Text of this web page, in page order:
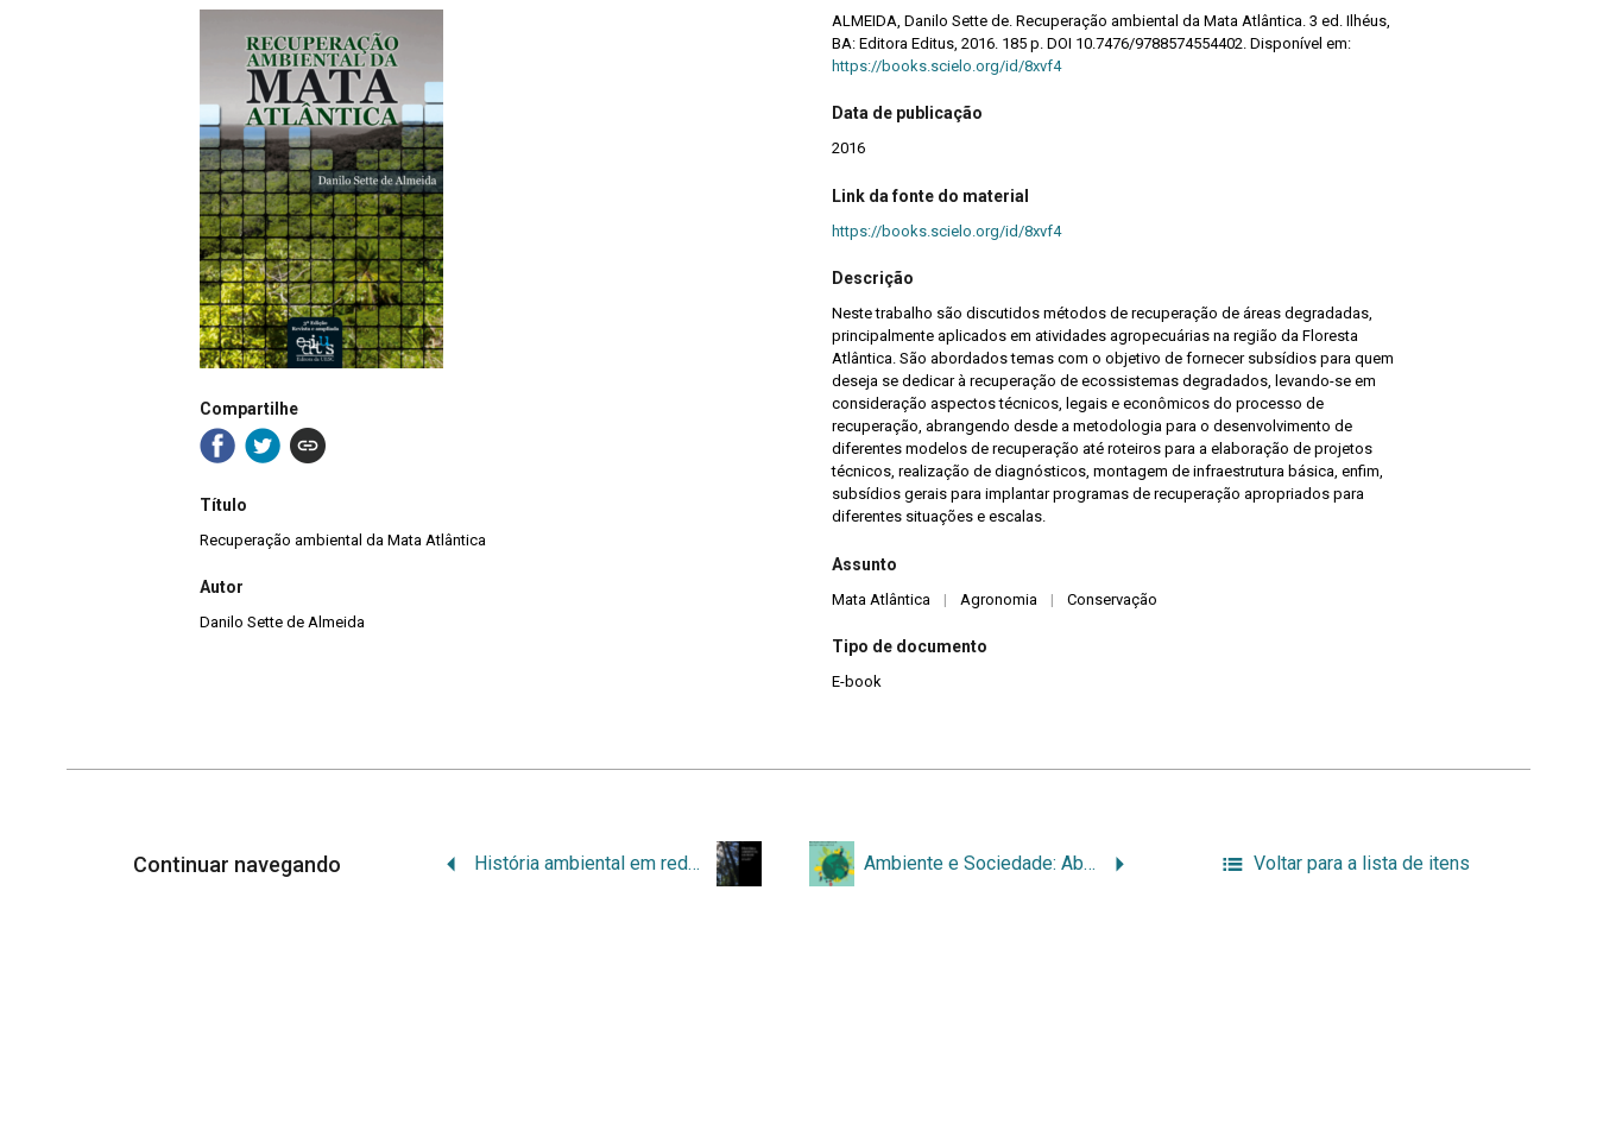
Compartilhe
Título
Recuperação ambiental da Mata Atlântica
Autor
Danilo Sette de Almeida
ALMEIDA, Danilo Sette de. Recuperação ambiental da Mata Atlântica. 3 ed. Ilhéus,
BA: Editora Editus, 2016. 185 p. DOI 10.7476/9788574554402. Disponível em:
https://books.scielo.org/id/8xvf4
Data de publicação
2016
Link da fonte do material
https://books.scielo.org/id/8xvf4
Descrição
Neste trabalho são discutidos métodos de recuperação de áreas degradadas,
principalmente aplicados em atividades agropecuárias na região da Floresta
Atlântica. São abordados temas com o objetivo de fornecer subsídios para quem
deseja se dedicar à recuperação de ecossistemas degradados, levando-se em
consideração aspectos técnicos, legais e econômicos do processo de
recuperação, abrangendo desde a metodologia para o desenvolvimento de
diferentes modelos de recuperação até roteiros para a elaboração de projetos
técnicos, realização de diagnósticos, montagem de infraestrutura básica, enfim,
subsídios gerais para implantar programas de recuperação apropriados para
diferentes situações e escalas.
Assunto
Mata Atlântica | Agronomia | Conservação
Tipo de documento
E-book
Continuar navegando História ambiental em rede: novos temas e abordagens Ambiente e Sociedade: Abordagens para os objetivos do desenvolvimento sustentável Voltar para a lista de itens